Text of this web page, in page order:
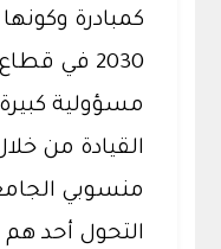
كمبادرة
2030 في
مسؤولية
القيادة من
منسوبي
التحول أحد هم